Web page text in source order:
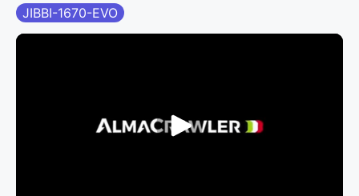
JIBBI-1670-EVO